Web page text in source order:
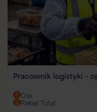
Pracownik logistyki –
Oss
Pakiet Total